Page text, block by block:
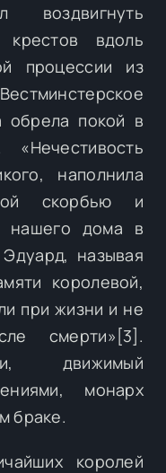
крестов вдоль
процессии из
обрела покой в
«Нечестивость
наполнила
скорбью и
нашего дома в
называя
королевой,
при жизни и не
смерти»[3].
движимый
монарх
браке.
королей